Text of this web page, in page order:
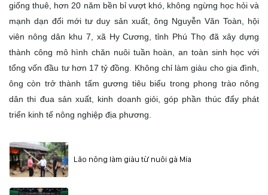
giống thuê, hơn 20 năm bền bỉ vượt khó, không ngừng học hỏi và
mạnh dạn đổi mới tư duy sản xuất, ông Nguyễn Văn Toàn, hội
viên nông dân khu 7, xã Hy Cương, tỉnh Phú Thọ đã xây dựng
thành công mô hình chăn nuôi tuần hoàn, an toàn sinh học với
tổng vốn đầu tư hơn 17 tỷ đồng. Không chỉ làm giàu cho gia đình,
ông còn trở thành tấm gương tiêu biểu trong phong trào nông
dân thi đua sản xuất, kinh doanh giỏi, góp phần thúc đẩy phát
triển kinh tế nông nghiệp địa phương.
Lão nông làm giàu từ nuôi gà Mía